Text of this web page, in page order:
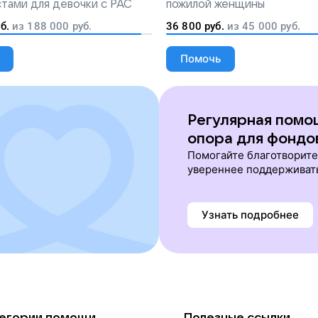
для девочки с РАС
из 188 000 руб.
пожилой женщины
36 800 руб. из45 000 руб.
Помочь
Регулярная
опора для
Помогайте
увереннее
Узнать подробнее